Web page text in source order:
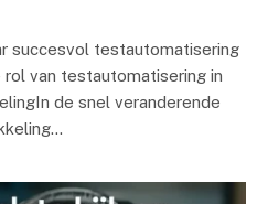
succesvol testautomatisering
van testautomatisering in
de snel veranderende